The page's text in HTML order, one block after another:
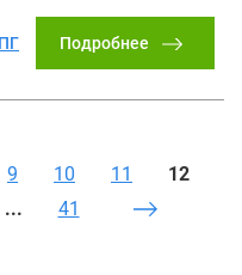
Подробнее
9 10 11
12
... 41